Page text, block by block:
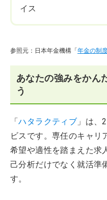
イス
参照元：日本年金機構「 年金の制
あなたの強みをかん
う
「ハタラクティブ 」は、
ビスです。専任のキャリ
希望や適性を踏まえた求
己分析だけでなく就活準
す。